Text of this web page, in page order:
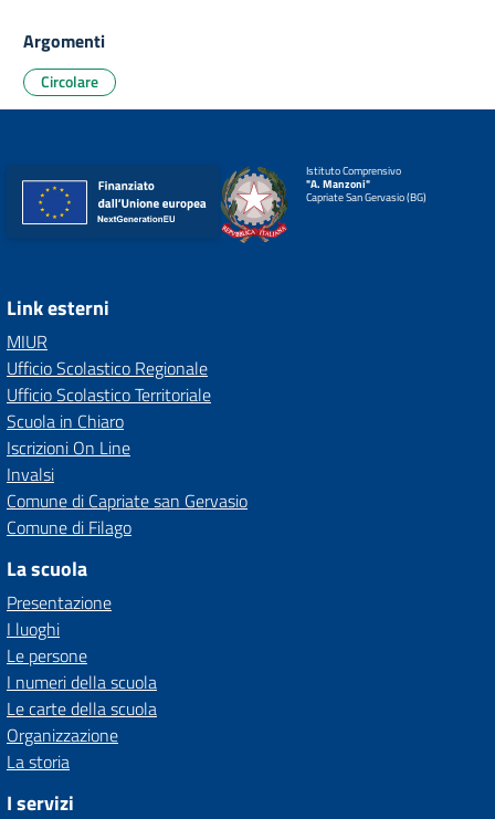
Argomenti
Circolare
Istituto Comprensivo
"A. Manzoni"
Capriate San Gervasio (BG)
Link esterni
MIUR
Ufficio Scolastico Regionale
Ufficio Scolastico Territoriale
Scuola in Chiaro
Iscrizioni On Line
Invalsi
Comune di Capriate san Gervasio
Comune di Filago
La scuola
Presentazione
I luoghi
Le persone
I numeri della scuola
Le carte della scuola
Organizzazione
La storia
I servizi